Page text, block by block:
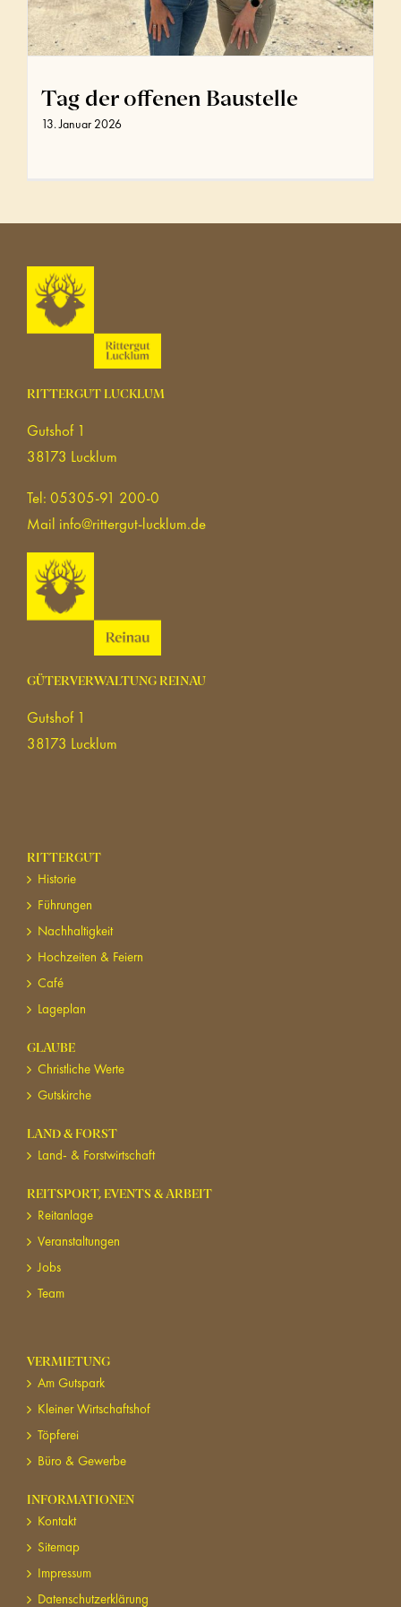
Tag der offenen Baustelle
13. Januar 2026
RITTERGUT LUCKLUM
Gutshof 1
38173 Lucklum
Tel: 05305-91 200-0
Mail info@rittergut-lucklum.de
GÜTERVERWALTUNG REINAU
Gutshof 1
38173 Lucklum
RITTERGUT
Historie
Führungen
Nachhaltigkeit
Hochzeiten & Feiern
Café
Lageplan
GLAUBE
Christliche Werte
Gutskirche
LAND & FORST
Land- & Forstwirtschaft
REITSPORT, EVENTS & ARBEIT
Reitanlage
Veranstaltungen
Jobs
Team
VERMIETUNG
Am Gutspark
Kleiner Wirtschaftshof
Töpferei
Büro & Gewerbe
INFORMATIONEN
Kontakt
Sitemap
Impressum
Datenschutzerklärung